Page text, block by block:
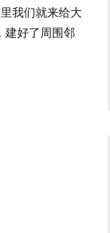
我们就来给大
建好了周围邻